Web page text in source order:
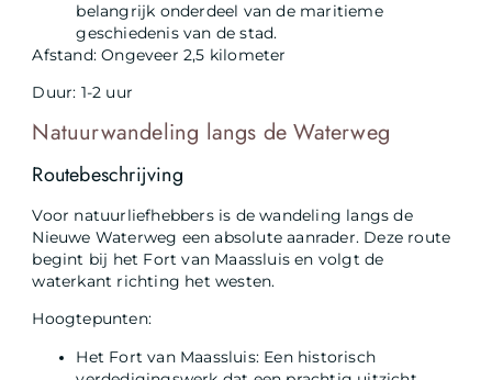
belangrijk onderdeel van de maritieme
geschiedenis van de stad.
Afstand: Ongeveer 2,5 kilometer
Duur: 1-2 uur
Natuurwandeling langs de Waterweg
Routebeschrijving
Voor natuurliefhebbers is de wandeling langs de
Nieuwe Waterweg een absolute aanrader. Deze route
begint bij het Fort van Maassluis en volgt de
waterkant richting het westen.
Hoogtepunten:
Het Fort van Maassluis: Een historisch